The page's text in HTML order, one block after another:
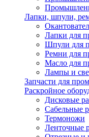
Лапки, шпули,
Лапки для
Шпули для
Ремни для
Масло для
Лампы и
Запчасти для
Раскройное
Дисковые
Сабельные
Термоножи
Ленточные